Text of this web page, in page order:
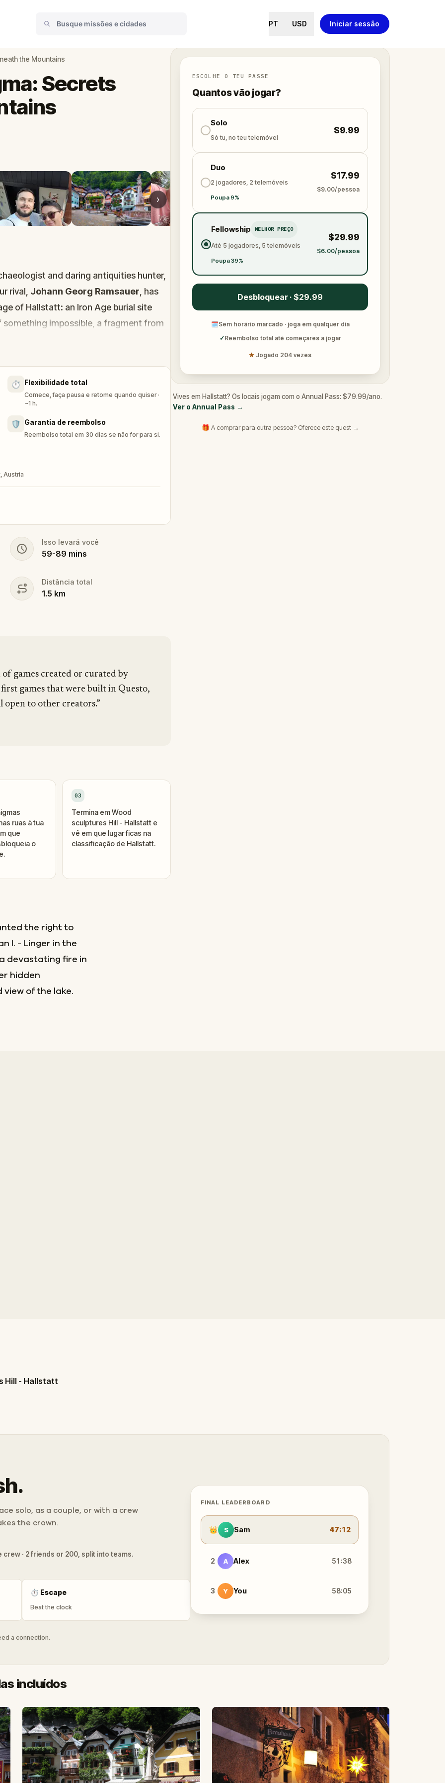
PT USD Iniciar sessão
the Mountains
›
Secrets
and daring antiquities hunter,
rival, Johann Georg Ramsauer , has
of Hallstatt: an Iron Age burial site
something impossible, a fragment from
way to find out.
alpine village of
follow clues across historic paths,
with friends or family and experience
⏱️ Flexibilidade total
Comece, faça pausa e retome quando quiser ·
~1 h.
🛡️ Garantia de reembolso
Reembolso total em 30 dias se não for para si.
Austria
Isso levará você
59-89 mins
Distância total
1.5 km
games created or curated by
games that were built in Questo,
to other creators.”
ruas à tua
que
o
03
Termina em Wood
sculptures Hill - Hallstatt e
vê em que lugar ficas na
classificação de Hallstatt.
the right to
I. - Linger in the
devastating fire in
hidden
of the lake.
ESCOLHE O TEU PASSE
Quantos vão jogar?
Solo
Só tu, no teu telemóvel
$9.99
Duo
2 jogadores, 2 telemóveis
Poupa 9%
$17.99
$9.00/pessoa
Fellowship MELHOR PREÇO
Até 5 jogadores, 5 telemóveis
Poupa 39%
$29.99
$6.00/pessoa
Desbloquear · $29.99
🗓Sem horário marcado · joga em qualquer dia
✓Reembolso total até começares a jogar
★ Jogado 204 vezes
Vives em Hallstatt? Os locais jogam com o Annual Pass: $79.99/ano.
Ver o Annual Pass →
🎁 A comprar para outra pessoa? Oferece este quest →
Hill - Hallstatt
solo, as a couple, or with a crew
the crown.
crew · 2 friends or 200, split into teams.
⏱ Escape
Beat the clock
a connection.
FINAL LEADERBOARD
👑 S Sam 47:12
2 A Alex 51:38
3 Y You 58:05
incluídos